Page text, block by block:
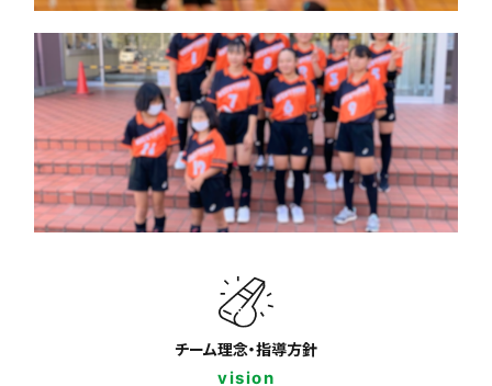
チーム理念・指導方針
vision